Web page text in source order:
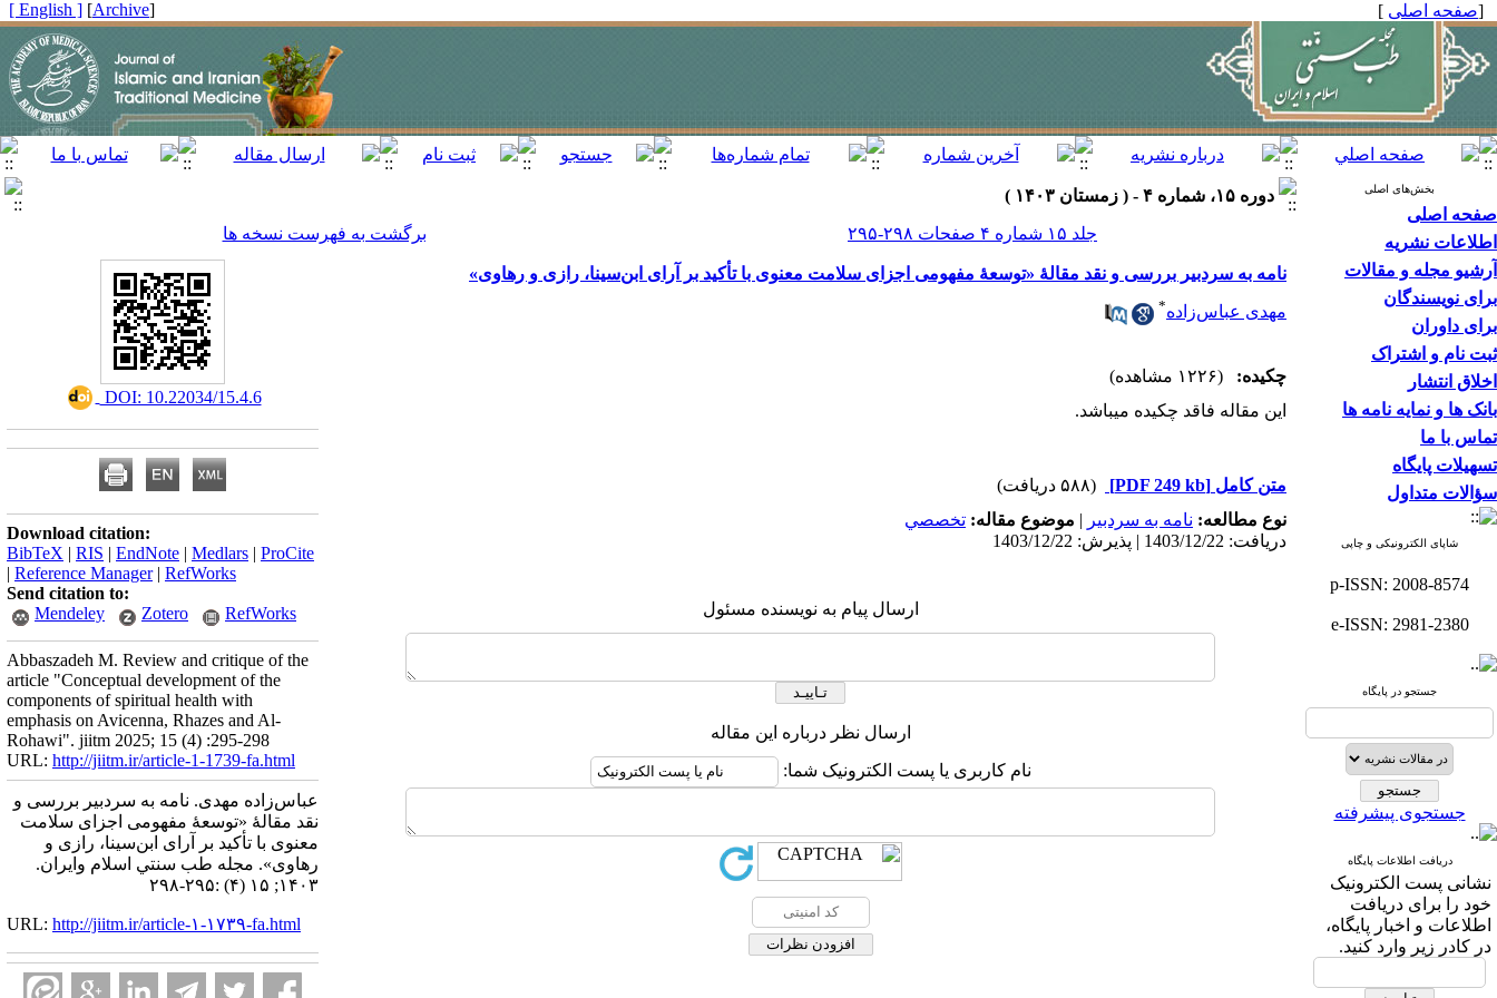
[صفحه اصلی ]
[
Archive
]
[ English ]
بخش‌های اصلی
صفحه اصلی
اطلاعات نشریه
آرشیو مجله و مقالات
برای نویسندگان
برای داوران
ثبت نام و اشتراک
اخلاق انتشار
بانک ها و نمایه نامه ها
تماس با ما
تسهیلات پایگاه
سؤالات متداول
شاپای الکترونیکی و چاپی
p-ISSN: 2008-8574
e-ISSN: 2981-2380
جستجو در پایگاه
جستجوی پیشرفته
دریافت اطلاعات پایگاه
نشانی پست الکترونیک
خود را برای دریافت
اطلاعات و اخبار پایگاه،
در کادر زیر وارد کنید.
دوره ۱۵، شماره ۴ - ( زمستان ۱۴۰۳ )
جلد ۱۵ شماره ۴ صفحات ۲۹۸-۲۹۵
برگشت به فهرست نسخه ها
نامه به سردبیر بررسی و نقد مقالۀ «توسعۀ مفهومی اجزای سلامت معنوی با تأکید بر آرای ابن‌سینا، رازی و رهاوی»
مهدی عباس‌زاده*
چکیده:
(۱۲۲۶ مشاهده)
این مقاله فاقد چکیده می​باشد.
متن کامل [PDF 249 kb]
(۵۸۸ دریافت)
نوع مطالعه: نامه به سردبير | موضوع مقاله: تخصصي
دریافت: 1403/12/22 | پذیرش: 1403/12/22
ارسال پیام به نویسنده مسئول
ارسال نظر درباره این مقاله
نام کاربری یا پست الکترونیک شما:
‎ DOI: 10.22034/15.4.6
Download citation:
BibTeX | RIS | EndNote | Medlars | ProCite
| Reference Manager| RefWorks
Send citation to:
Mendeley
Zotero RefWorks
Abbaszadeh M. Review and critique of the
article "Conceptual development of the
components of spiritual health with
emphasis on Avicenna, Rhazes and Al-
Rohawi". jiitm 2025; 15 (4) :295-298
URL: http://jiitm.ir/article-1-1739-fa.html
عباس‌زاده مهدی. نامه به سردبیر بررسی و
نقد مقالۀ «توسعۀ مفهومی اجزای سلامت
معنوی با تأکید بر آرای ابن‌سینا، رازی و
رهاوی». مجله طب سنتي اسلام وايران.
۱۴۰۳; ۱۵ (۴) :۲۹۵-۲۹۸
URL: http://jiitm.ir/article-۱-۱۷۳۹-fa.html